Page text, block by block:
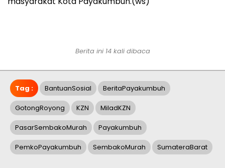
Berita ini 14 kali dibaca
Tag : BantuanSosial BeritaPayakumbuh
GotongRoyong KZN MiladKZN
PasarSembakoMurah Payakumbuh
PemkoPayakumbuh SembakoMurah SumateraBarat